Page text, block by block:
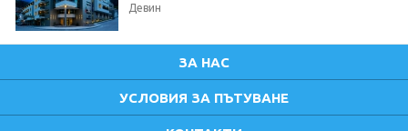
Девин
ЗА НАС
УСЛОВИЯ ЗА ПЪТУВАНЕ